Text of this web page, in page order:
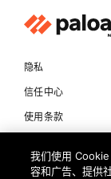
隐私
信任中心
使用条款
我们使用
容和广告、提供